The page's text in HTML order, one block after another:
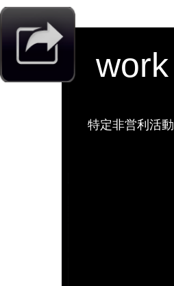
work
特定非営利活動